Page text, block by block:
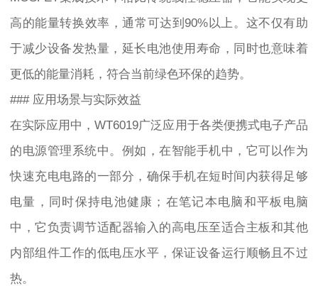
高的能量转换效率，通常可达到90%以上。这不仅有助
于减少设备发热量，延长电池使用寿命，同时也意味着
更低的能量消耗，符合当前绿色环保的趋势。
### 应用场景与实际效益
在实际应用中，WT6019广泛应用于各类便携式电子产品
的电源管理系统中。例如，在智能手机中，它可以作为
快速充电电路的一部分，确保手机在短时间内获得足够
电量，同时保持电池健康；在笔记本电脑和平板电脑
中，它负责调节适配器输入的高电压至适合主板和其他
内部组件工作的低电压水平，保证设备运行顺畅且不过
热。